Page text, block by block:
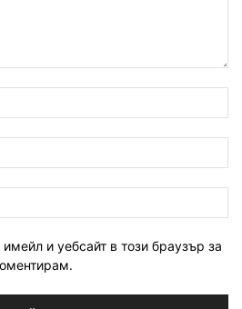
и уебсайт в този браузър за